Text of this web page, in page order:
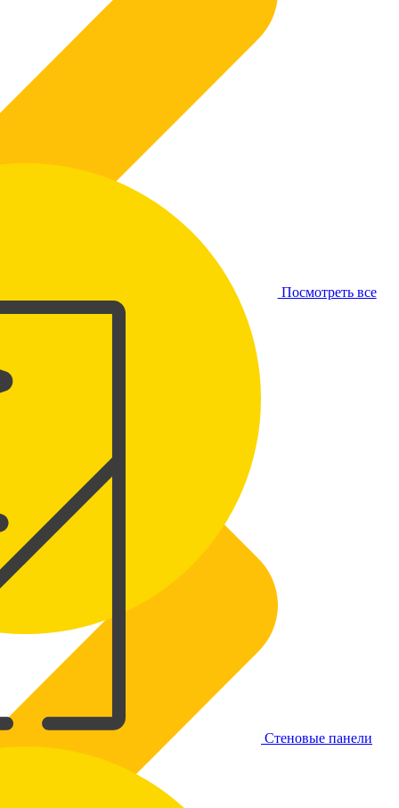
Посмотреть все
Стеновые панели